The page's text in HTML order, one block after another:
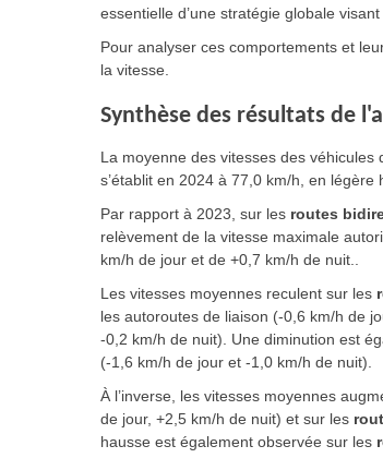
essentielle d’une stratégie globale
Pour analyser ces comportements et
la vitesse.
Synthèse des résultats de
La moyenne des vitesses des
s’établit en 2024 à 77,0 km/h, en
Par rapport à 2023, sur les routes
relèvement de la vitesse maximale
km/h de jour et de +0,7 km/h de nuit..
Les vitesses moyennes reculent sur les
les autoroutes de liaison (-0,6 km/h de
-0,2 km/h de nuit). Une diminution est
(-1,6 km/h de jour et -1,0 km/h de nuit).
À l’inverse, les vitesses moyennes
de jour, +2,5 km/h de nuit) et sur les
hausse est également observée sur les